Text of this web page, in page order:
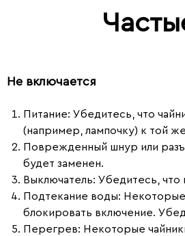
Не включается
Питание: Убедитесь, что
(например, лампочку) к той
Поврежденный шнур или
будет заменен.
Выключатель: Убедитесь, что
Подтекание воды:
блокировать включение.
Перегрев: Некоторые